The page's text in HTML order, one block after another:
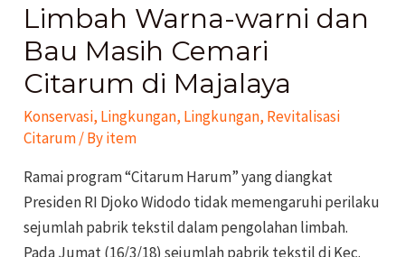
Limbah Warna-warni dan
Bau Masih Cemari
Citarum di Majalaya
Konservasi, Lingkungan, Lingkungan, Revitalisasi
Citarum/ Byitem
Ramai program “Citarum Harum” yang diangkat
Presiden RI Djoko Widodo tidak memengaruhi perilaku
sejumlah pabrik tekstil dalam pengolahan limbah.
Pada Jumat (16/3/18) sejumlah pabrik tekstil di Kec.
warni
dan
Bau
Masih
Cemari
Citarum
di
Majalaya